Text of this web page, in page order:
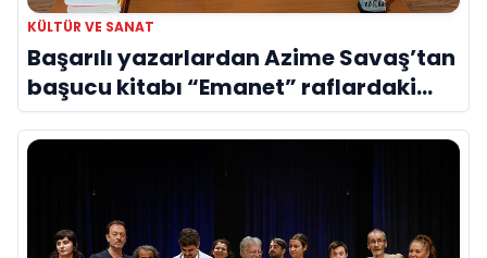
KÜLTÜR VE SANAT
Başarılı yazarlardan Azime Savaş’tan
başucu kitabı “Emanet” raflardaki
yerini aldı